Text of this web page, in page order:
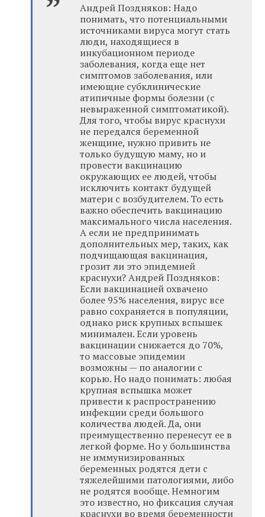
Андрей Поздняков: Надо
понимать, что потенциальными
источниками вируса могут стать
люди, находящиеся в
инкубационном периоде
заболевания, когда еще нет
симптомов заболевания, или
имеющие субклинические
атипичные формы болезни (с
невыраженной симптоматикой).
Для того, чтобы вирус краснухи
не передался беременной
женщине, нужно привить не
только будущую маму, но и
провести вакцинацию
окружающих ее людей, чтобы
исключить контакт будущей
матери с возбудителем. То есть
важно обеспечить вакцинацию
максимального числа населения.
А если не предпринимать
дополнительных мер, таких, как
подчищающая вакцинация,
грозит ли это эпидемией
краснухи? Андрей Поздняков:
Если вакцинацией охвачено
более 95% населения, вирус все
равно сохраняется в популяции,
однако риск крупных вспышек
минимален. Если уровень
вакцинации снижается до 70%,
то массовые эпидемии
возможны — по аналогии с
корью. Но надо понимать: любая
крупная вспышка может
привести к распространению
инфекции среди большого
количества людей. Да, они
преимущественно перенесут ее в
легкой форме. Но у большинства
не иммунизированных
беременных родятся дети с
тяжелейшими патологиями, либо
не родятся вообще. Немногим
это известно, но фиксация случая
краснухи во время беременности